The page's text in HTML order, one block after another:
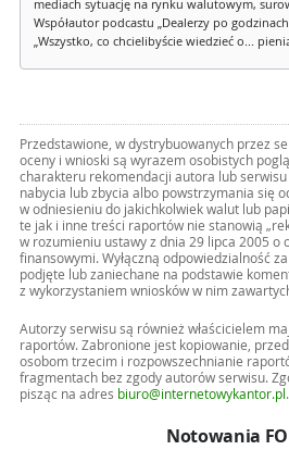
mediach sytuację na rynku walutowym,
Współautor podcastu „Dealerzy po
„Wszystko, co chcielibyście wiedzieć o...
Przedstawione, w dystrybuowanych przez
oceny i wnioski są wyrazem osobistych
charakteru rekomendacji autora lub
nabycia lub zbycia albo powstrzymania się
w odniesieniu do jakichkolwiek walut lub
te jak i inne treści raportów nie stanowią
w rozumieniu ustawy z dnia 29 lipca 2005 o
finansowymi. Wyłączną odpowiedzialność
podjęte lub zaniechane na podstawie
z wykorzystaniem wniosków w nim
Autorzy serwisu są również właścicielem
raportów. Zabronione jest kopiowanie,
osobom trzecim i rozpowszechnianie
fragmentach bez zgody autorów serwisu.
pisząc na adres biuro@internetowykantor.pl .
Notowania